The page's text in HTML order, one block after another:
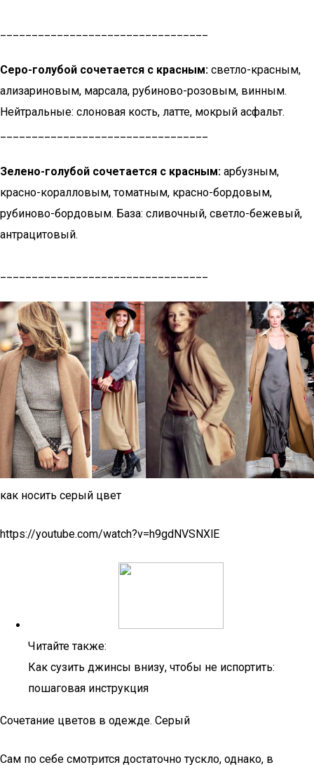
Серо-голубой сочетается с красным: светло-красным,
ализариновым, марсала, рубиново-розовым, винным.
Нейтральные: слоновая кость, латте, мокрый асфальт.
Зелено-голубой сочетается с красным: арбузным,
красно-коралловым, томатным, красно-бордовым,
рубиново-бордовым. База: сливочный, светло-бежевый,
антрацитовый.
как носить серый цвет
https://youtube.com/watch?v=h9gdNVSNXlE
Читайте также:
Как сузить джинсы внизу, чтобы не испортить:
пошаговая инструкция
Сочетание цветов в одежде. Серый
Сам по себе смотрится достаточно тускло, однако, в